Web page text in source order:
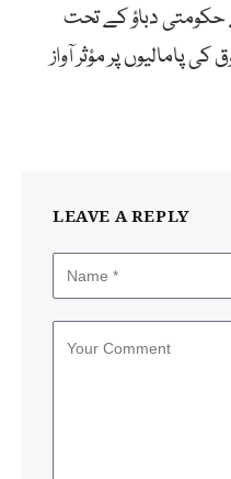
حکومتی دباؤ کے تحت
پامالیوں پر مؤثر آواز
LEAVE A REPLY